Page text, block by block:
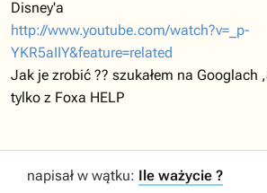
Disney'a
http://www.youtube.com/watch?v=_p-
YKR5aIIY&feature=related
Jak je zrobić ?? szukałem na Googlach
tylko z Foxa HELP
napisał w wątku: Ile ważycie ?